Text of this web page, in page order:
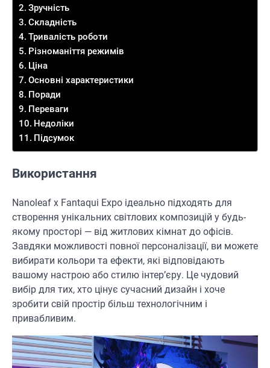
Зручність
Складність
Тривалість роботи
Різноманіття режимів
Ціна
Основні характеристики
Поради
Переваги
Недоліки
Підсумок
Використання
Nanoleaf x Fantaqui Expo ідеально підходять для
створення унікальних світлових композицій у будь-
якому просторі — від житлових кімнат до офісів.
Завдяки можливості повної персоналізації, ви можете
вибирати кольори та ефекти, які відповідають
вашому настрою або стилю інтер’єру. Це чудовий
вибір для тих, хто цінує сучасний дизайн і хоче
зробити свій простір більш технологічним і
привабливим.